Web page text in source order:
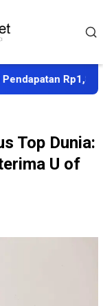
Rp1,8 Triliun
Top Dunia:
U of